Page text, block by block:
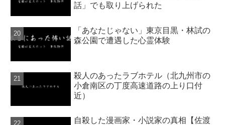
話」でも取り上げられた
「あなたじゃない」東京目黒・林試の
森公園で遭遇した心霊体験
殺人のあったラブホテル（北九州市の
小倉南区の丁度高速道路の上り口付
近）
自殺した漫画家・小説家の真相【佐渡